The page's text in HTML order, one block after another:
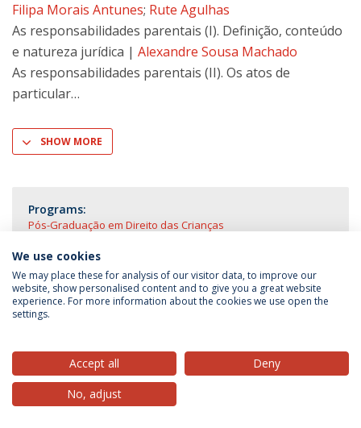
Filipa Morais Antunes; Rute Agulhas
As responsabilidades parentais (I). Definição, conteúdo
e natureza jurídica | Alexandre Sousa Machado
As responsabilidades parentais (II). Os atos de
particular
SHOW MORE
Programs:
Pós-Graduação em Direito das Crianças
Privacy Policy Terms & Conditions Rights of Data Subjects
© 2026 Universidade Católica Portuguesa
We use cookies
We may place these for analysis of our visitor data, to improve our
website, show personalised content and to give you a great website
experience. For more information about the cookies we use open the
settings.
Accept all
Deny
No, adjust